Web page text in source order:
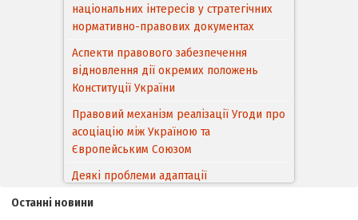
національних інтересів у стратегічних
нормативно-правових документах
Аспекти правового забезпечення
відновлення дії окремих положень
Конституції України
Правовий механізм реалізації Угоди про
асоціацію між Україною та
Європейським Cоюзом
Деякі проблеми адаптації
походження товарів відповідно до
Останні новини